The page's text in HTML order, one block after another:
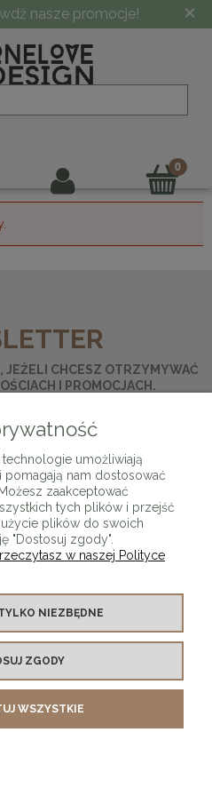
nasze promocje! ×
JEŻELI CHCESZ OTRZYMYWAĆ
I PROMOCJACH.
umożliwiają
pomagają nam dostosować
zaakceptować
tych plików i przejść
plików do swoich
"Dostosuj zgody".
w naszej Polityce
NIEZBĘDNE
ZGODY
WSZYSTKIE